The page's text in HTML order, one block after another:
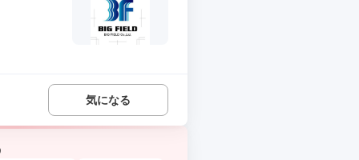
気になる